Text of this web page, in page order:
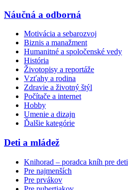
Náučná a odborná
Motivácia a sebarozvoj
Biznis a manažment
Humanitné a spoločenské vedy
História
Životopisy a reportáže
Vzťahy a rodina
Zdravie a životný štýl
Počítače a internet
Hobby
Umenie a dizajn
Ďalšie kategórie
Deti a mládež
Knihorad – poradca kníh pre deti
Pre najmenších
Pre prvákov